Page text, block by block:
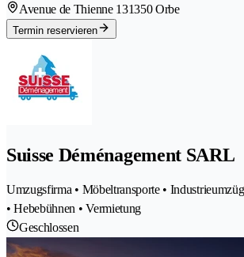
Avenue de Thienne 131350 Orbe
Termin reservieren
Suisse Déménagement SARL
Umzugsfirma • Möbeltransporte •
• Hebebühnen • Vermietung
Geschlossen